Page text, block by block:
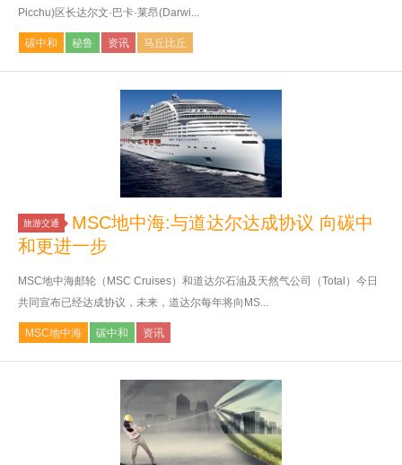
Picchu)区长达尔文·巴卡·莱昂(Darwi...
碳中和 秘鲁 资讯 马丘比丘
旅游交通
MSC地中海:与道达尔达成协议 向碳中
和更进一步
MSC地中海邮轮（MSC Cruises）和道达尔石油及天然气公司（Total）今日
共同宣布已经达成协议，未来，道达尔每年将向MS...
MSC地中海 碳中和 资讯